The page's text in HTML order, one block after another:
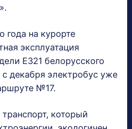
года на курорте
эксплуатация
Е321 белорусского
декабря электробус уже
№17.
который